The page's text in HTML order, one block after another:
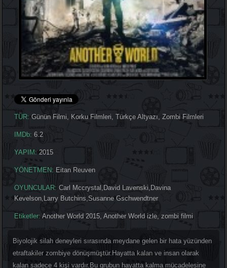
TÜR: Günün Filmi, Korku Filmleri, Türkçe Altyazı, Zombi Filmleri
IMDb: 6.2
YAPIM: 2015
YÖNETMEN: Eitan Reuven
OYUNCULAR: Carl Mccrystal , David Lavenski, Davina
Kevelson, Larry Butchins,Susanne Gschwendtner
Etiketler: Another World 2015, Another World izle, zombi filmi
Biyolojik silah deneyleri sırasında meydane gelen bir hata yüzünden
etraftakiler zombiye dönüşmüştür.Hayatta kalan ve insan olarak
kalan sadece 4 kişi vardır.Bu grubun hayatta kalma mücadelesine